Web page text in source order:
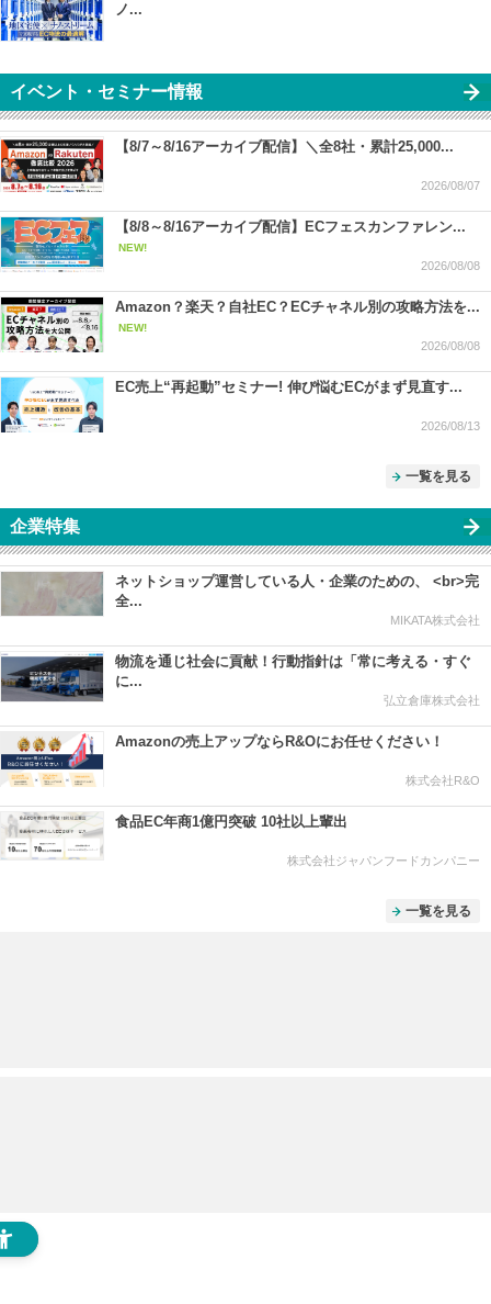
ノ...
イベント・セミナー情報
【8/7～8/16アーカイブ配信】＼全8社・累計25,000...
2026/08/07
【8/8～8/16アーカイブ配信】ECフェスカンファレン...
NEW!
2026/08/08
Amazon？楽天？自社EC？ECチャネル別の攻略方法を...
NEW!
2026/08/08
EC売上“再起動”セミナー! 伸び悩むECがまず見直す...
2026/08/13
一覧を見る
企業特集
ネットショップ運営している人・企業のための、 <br>完
全...
MIKATA株式会社
物流を通じ社会に貢献！行動指針は「常に考える・すぐ
に...
弘立倉庫株式会社
Amazonの売上アップならR&Oにお任せください！
株式会社R&O
食品EC年商1億円突破 10社以上輩出
株式会社ジャパンフードカンパニー
一覧を見る